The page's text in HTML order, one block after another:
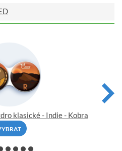
klasické - Indie - Kobra